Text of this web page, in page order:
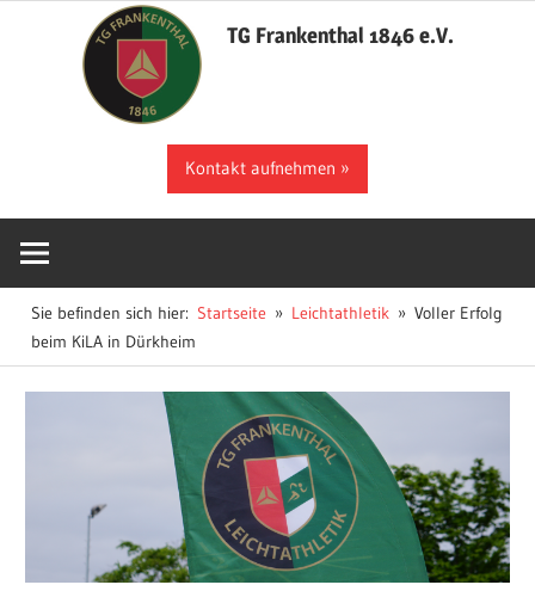
TG Frankenthal 1846 e.V.
Frankenthal
Kontakt aufnehmen
Sie befinden sich hier: Startseite Leichtathletik
Voller Erfolg
beim KiLA in Dürkheim